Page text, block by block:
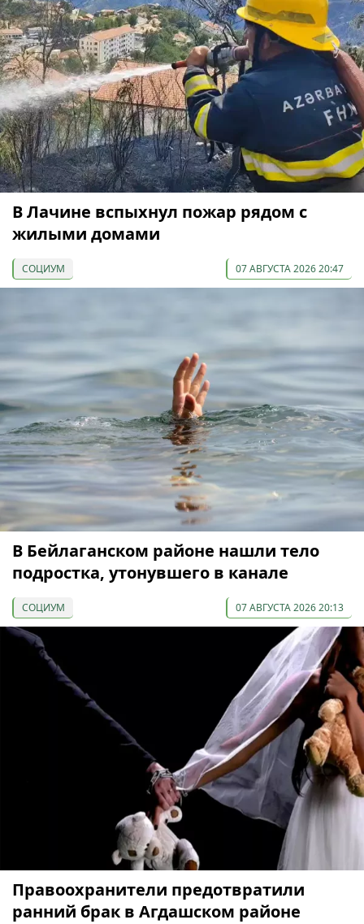
В Лачине вспыхнул пожар рядом с
жилыми домами
СОЦИУМ 07 АВГУСТА 2026 20:47
В Бейлаганском районе нашли тело
подростка, утонувшего в канале
СОЦИУМ 07 АВГУСТА 2026 20:13
Правоохранители предотвратили
ранний брак в Агдашском районе